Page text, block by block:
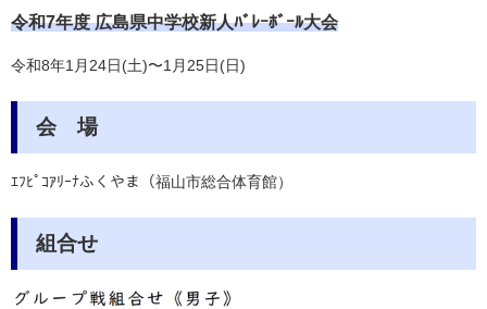
令和7年度 広島県中学校新人ﾊﾞﾚｰﾎﾞｰﾙ大会
令和8年1月24日(土)〜1月25日(日)
会 場
ｴﾌﾋﾟｺｱﾘｰﾅふくやま（福山市総合体育館）
組合せ